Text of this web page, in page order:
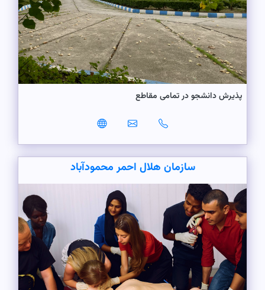
پذیرش دانشجو در تمامی مقاطع
سازمان هلال احمر محمودآباد